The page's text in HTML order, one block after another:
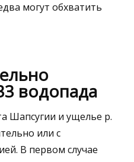
могут обхватить
водопада
Шапсугии и ущелье р.
или с
В первом случае